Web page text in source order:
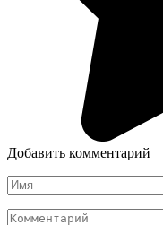
Добавить комментарий
Имя
*
Комментарий